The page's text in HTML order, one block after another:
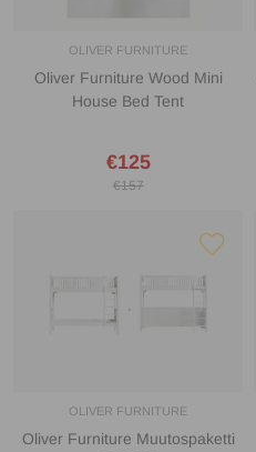
OLIVER FURNITURE
Oliver Furniture Wood Mini
House Bed Tent
€125
€157
OLIVER FURNITURE
Oliver Furniture Muutospaketti